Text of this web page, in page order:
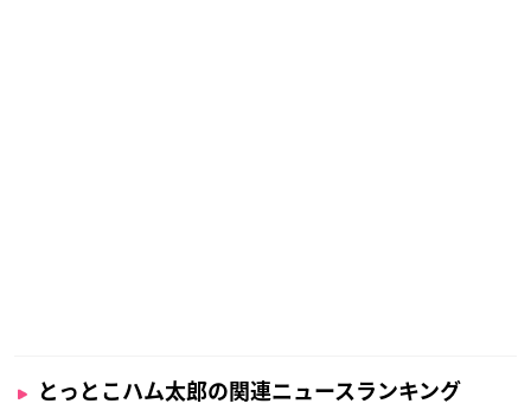
とっとこハム太郎の関連ニュースランキング